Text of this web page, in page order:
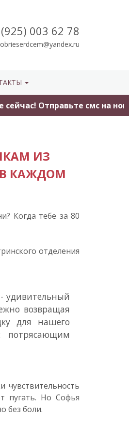
003 62 78
Отправьте смс на
ИЗ
В КАЖДОМ
Когда тебе за 80
отделения
удивительный
возвращая
для нашего
потрясающим
чувствительность
пугать. Но Софья
без боли.